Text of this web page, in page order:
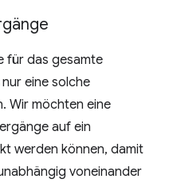
für das gesamte
eine solche
Wir möchten eine
auf ein
werden können, damit
voneinander